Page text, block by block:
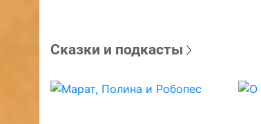
Сказки и подкасты